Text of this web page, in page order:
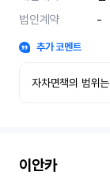
법인계약
-
추가 코멘트
자차면책의 범위
이안카